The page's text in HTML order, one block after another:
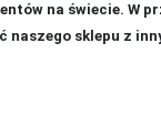
na świecie.
naszego sklepu z